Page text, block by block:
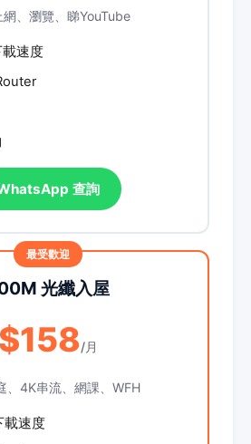
網、瀏覽、睇YouTube
速度
查詢
光纖入屋
$158/月
、4K串流、網課、WFH
載速度